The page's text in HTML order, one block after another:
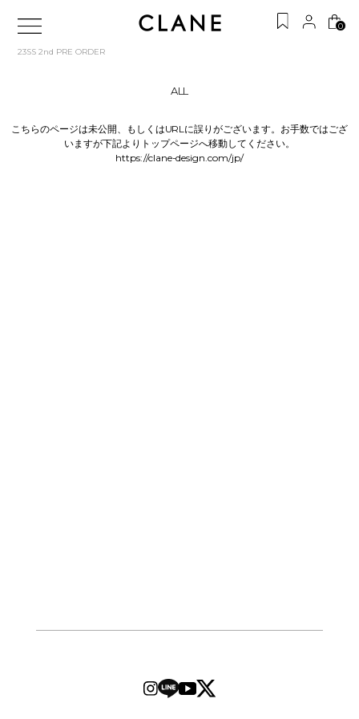
0
23SS 2nd PRE ORDER
ALL
こちらのページは未公開、もしくはURLに誤りがございます。お手数ではござ
いますが下記よりトップページへ移動してください。
https://clane-design.com/jp/